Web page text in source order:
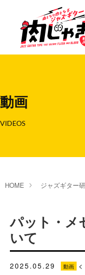
動画
VIDEOS
HOME ジャズギター
パット・メ
いて
2025.05.29 動画 <